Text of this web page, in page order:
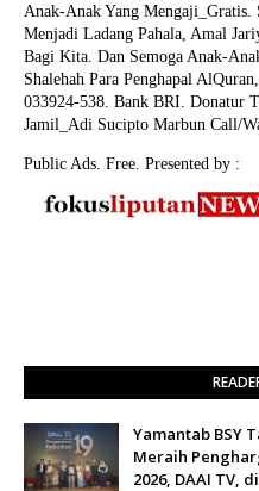
Anak-Anak Yang Mengaji_Gratis.
Menjadi Ladang Pahala, Amal
Bagi Kita. Dan Semoga Anak-
Shalehah Para Penghapal
033924-538. Bank BRI. Donatur
Jamil_Adi Sucipto Marbun Call/
Public Ads. Free. Presented by :
Yamantab BSY
Meraih
2026, DAAI TV,